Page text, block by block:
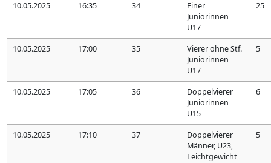
10.05.2025 16:35 34
Einer
Juniorinnen
U17
25
10.05.2025 17:00 35
Vierer ohne Stf.
Juniorinnen
U17
5
10.05.2025 17:05 36
Doppelvierer
Juniorinnen
U15
6
10.05.2025 17:10 37
Doppelvierer
Männer, U23,
Leichtgewicht
5